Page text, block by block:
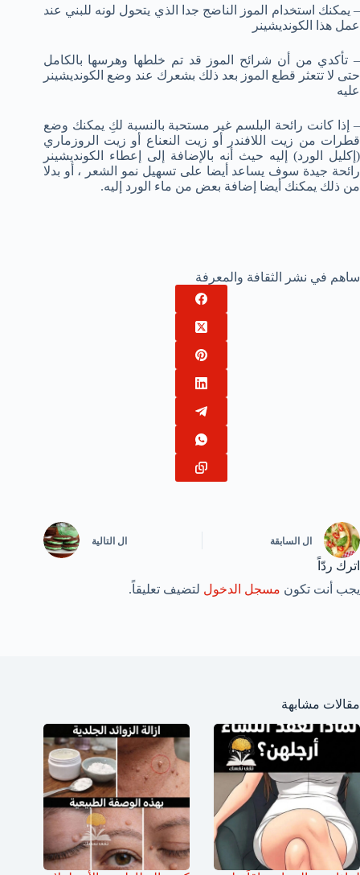
– يمكنك استخدام الموز الناضج جدا الذي يتحول لونه للبني عند
عمل هذا الكونديشينر
– تأكدي من أن شرائح الموز قد تم خلطها وهرسها بالكامل
حتى لا تتعثر قطع الموز بعد ذلك بشعرك عند وضع الكونديشينر
عليه
– إذا كانت رائحة البلسم غير مستحبة بالنسبة لكِ يمكنك وضع
قطرات من زيت اللافندر أو زيت النعناع أو زيت الروزماري
(إكليل الورد) إليه حيث أنه بالإضافة إلى إعطاء الكونديشينر
رائحة جيدة سوف يساعد أيضا على تسهيل نمو الشعر ، أو بدلا
من ذلك يمكنك أيضا إضافة بعض من ماء الورد إليه.
ساهم في نشر الثقافة والمعرفة
ال السابقة ال التالية
اترك ردّاً
يجب أنت تكون مسجل الدخول لتضيف تعليقاً.
مقالات مشابهة